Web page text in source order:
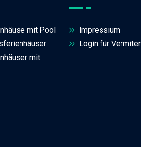
mit Pool
mit
Impressium
Login für Vermiter